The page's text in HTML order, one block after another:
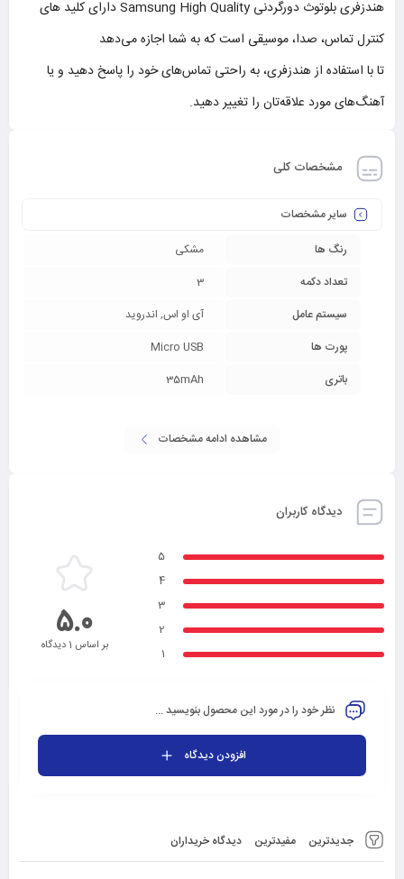
هندزفری بلوتوث دورگردنی Samsung High Quality دارای کلید های
کنترل تماس، صدا، موسیقی است که به شما اجازه می‌دهد
تا با استفاده از هندزفری، به راحتی تماس‌های خود را پاسخ دهید و یا
آهنگ‌های مورد علاقه‌تان را تغییر دهید.
مشخصات کلی
سایر مشخصات
رنگ ها
مشکی
تعداد دکمه
3
سیستم عامل
آی او اس, اندروید
پورت ها
Micro USB
باتری
35mAh
مشاهده ادامه مشخصات
دیدگاه کاربران
جدیدترین مفیدترین دیدگاه خریداران
5
4
3
2
1
5.0بر اساس 1 دیدگاه
نظر خود را در مورد این محصول بنویسید ...
افزودن دیدگاه